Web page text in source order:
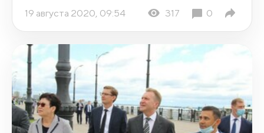
19 августа 2020, 09:54 317 0